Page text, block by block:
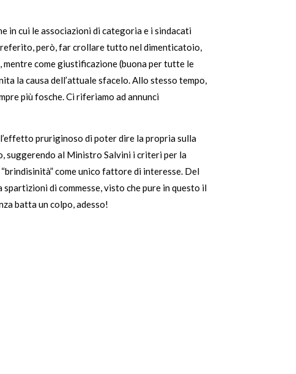
in cui le associazioni di categoria e i sindacati
però, far crollare tutto nel dimenticatoio,
come giustificazione (buona per tutte le
la causa dell’attuale sfacelo. Allo stesso tempo,
più fosche. Ci riferiamo ad annunci
pruriginoso di poter dire la propria sulla
suggerendo al Ministro Salvini i criteri per la
come unico fattore di interesse. Del
di commesse, visto che pure in questo il
batta un colpo, adesso!